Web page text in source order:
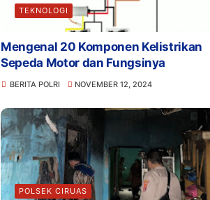
TEKNOLOGI
Mengenal 20 Komponen Kelistrikan
Sepeda Motor dan Fungsinya
BERITA POLRI NOVEMBER 12, 2024
POLSEK CIRUAS